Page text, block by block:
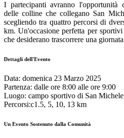
I partecipanti avranno l'opportunità
delle colline che collegano San
scegliendo tra quattro percorsi di
km. Un'occasione perfetta per
che desiderano trascorrere una
Dettagli dell'Evento
Data: domenica 23 Marzo 2025
Partenza: dalle ore 8:00 alle ore 9:00
Luogo: campo sportivo di San
Percorsi:c1.5, 5, 10, 13 km
Un Evento Sostenuto dalla Comunità